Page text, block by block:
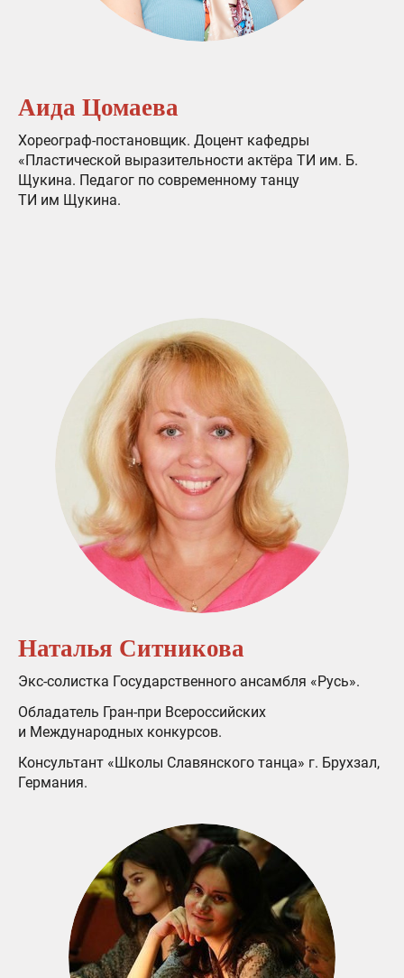
Аида Цомаева
Хореограф-постановщик. Доцент кафедры
«Пластической выразительности актёра ТИ им. Б.
Щукина. Педагог по современному танцу
ТИ им Щукина.
Наталья Ситникова
Экс-солистка Государственного ансамбля «Русь».
Обладатель Гран-при Всероссийских
и Международных конкурсов.
Консультант «Школы Славянского танца» г. Брухзал,
Германия.